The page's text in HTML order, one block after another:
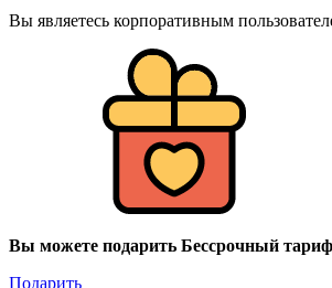
Вы являетесь корпоративным
Вы можете подарить Бессрочный
Подарить